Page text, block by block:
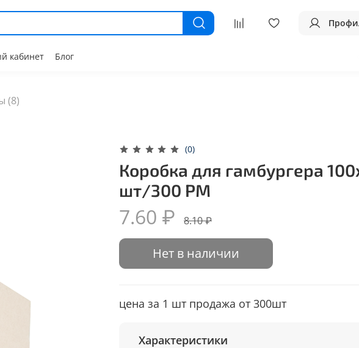
кабинет Блог
(8)
(0)
Коробка для гамбургера
шт/300 РМ
7.60 ₽ 8.10 ₽
Нет в наличии
цена за 1 шт продажа от 300шт
Характеристики